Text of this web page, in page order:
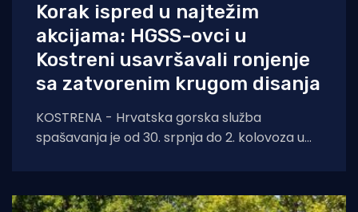
Korak ispred u najtežim
akcijama: HGSS-ovci u
Kostreni usavršavali ronjenje
sa zatvorenim krugom disanja
KOSTRENA - Hrvatska gorska služba
spašavanja je od 30. srpnja do 2. kolovoza u